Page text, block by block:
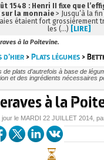
à la Poitevine.
d’hier >Plats légumes >
de plats d’autrefois à base de
et des ingrédients nécessaires
à la
jour le MARDI 22 JUILLET 2014 ,
1548 : Henri II fixe que
la monnaie > Jusqu’à la
étaient fort grossièrement
les (…) [LIRE]